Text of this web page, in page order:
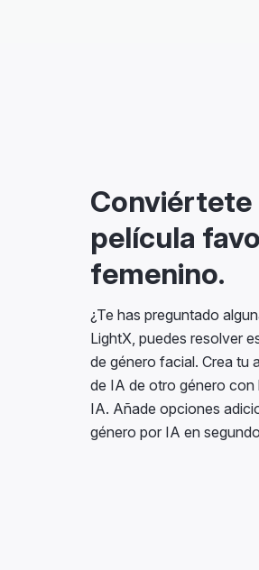
Conviértete
película
femenino.
LightX, puedes resolver
de género facial. Crea tu
de IA de otro género con
IA. Añade opciones
género por IA en